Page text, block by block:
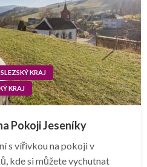
KRAJ
KRAJ
Pokoji Jeseníky
s vířivkou na pokoji v
kde si můžete vychutnat